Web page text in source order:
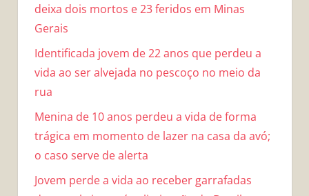
deixa dois mortos e 23 feridos em Minas
Gerais
Identificada jovem de 22 anos que perdeu a
vida ao ser alvejada no pescoço no meio da
rua
Menina de 10 anos perdeu a vida de forma
trágica em momento de lazer na casa da avó;
o caso serve de alerta
Jovem perde a vida ao receber garrafadas